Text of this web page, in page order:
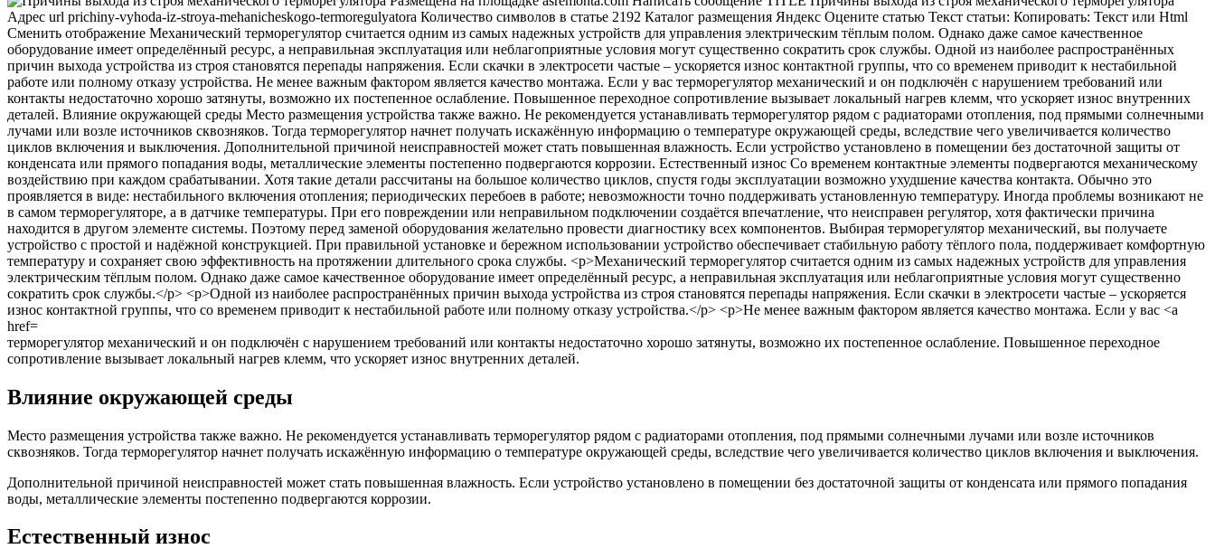
терморегулятор механический и он подключён с нарушением требований или контакты недостаточно хорошо затянуты, возможно их постепенное ослабление. Повышенное переходное
сопротивление вызывает локальный нагрев клемм, что ускоряет износ внутренних деталей.
Влияние окружающей среды
Место размещения устройства также важно. Не рекомендуется устанавливать терморегулятор рядом с радиаторами отопления, под прямыми солнечными лучами или возле источников
сквозняков. Тогда терморегулятор начнет получать искажённую информацию о температуре окружающей среды, вследствие чего увеличивается количество циклов включения и выключения.
Дополнительной причиной неисправностей может стать повышенная влажность. Если устройство установлено в помещении без достаточной защиты от конденсата или прямого попадания
воды, металлические элементы постепенно подвергаются коррозии.
Естественный износ